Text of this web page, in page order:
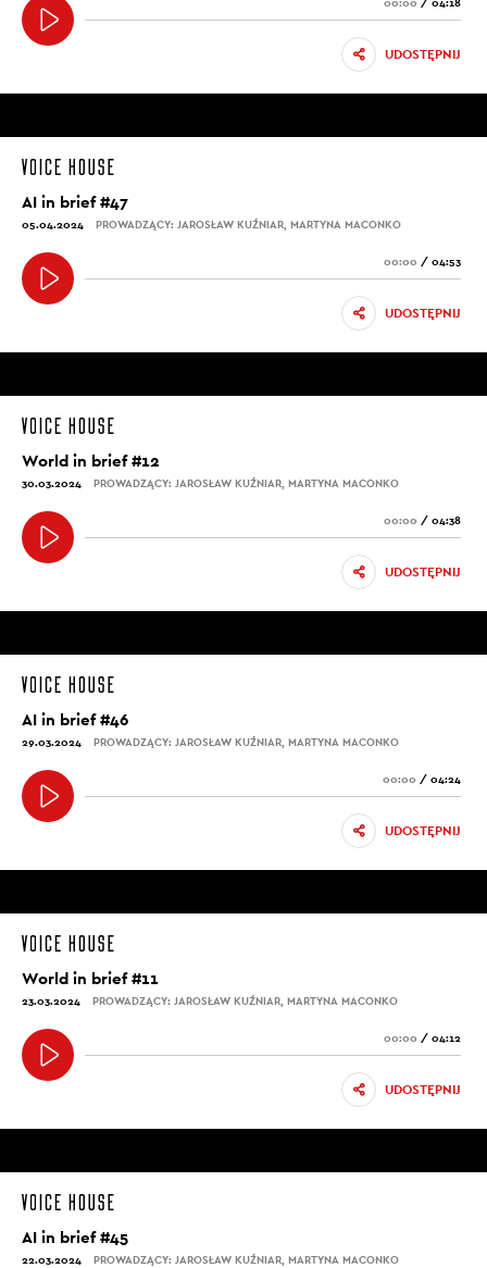
UDOSTĘPNIJ
AI in brief #47
05.04.2024 PROWADZĄCY: JAROSŁAW KUŹNIAR, MARTYNA MACONKO
00:00 / 04:53
UDOSTĘPNIJ
World in brief #12
30.03.2024 PROWADZĄCY: JAROSŁAW KUŹNIAR, MARTYNA MACONKO
00:00 / 04:38
UDOSTĘPNIJ
AI in brief #46
29.03.2024 PROWADZĄCY: JAROSŁAW KUŹNIAR, MARTYNA MACONKO
00:00 / 04:24
UDOSTĘPNIJ
World in brief #11
23.03.2024 PROWADZĄCY: JAROSŁAW KUŹNIAR, MARTYNA MACONKO
00:00 / 04:12
UDOSTĘPNIJ
AI in brief #45
22.03.2024 PROWADZĄCY: JAROSŁAW KUŹNIAR, MARTYNA MACONKO